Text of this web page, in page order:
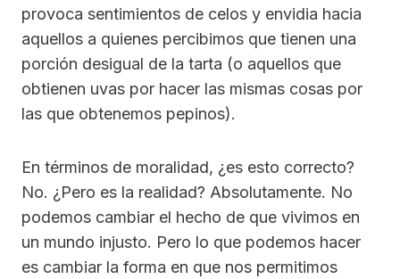
provoca sentimientos de celos y envidia hacia
aquellos a quienes percibimos que tienen una
porción desigual de la tarta (o aquellos que
obtienen uvas por hacer las mismas cosas por
las que obtenemos pepinos).
En términos de moralidad, ¿es esto correcto?
No. ¿Pero es la realidad? Absolutamente. No
podemos cambiar el hecho de que vivimos en
un mundo injusto. Pero lo que podemos hacer
es cambiar la forma en que nos permitimos